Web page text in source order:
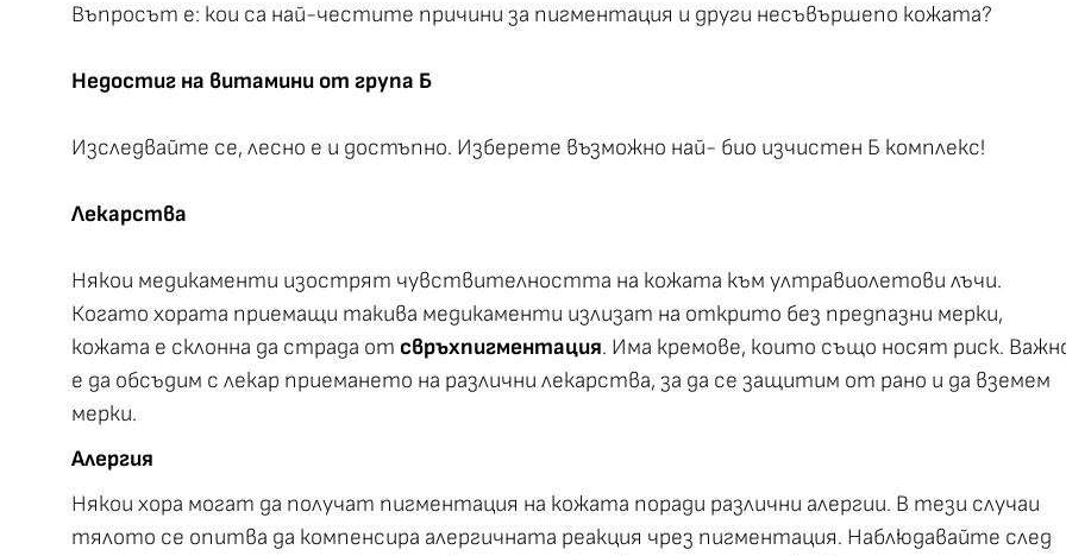
Въпросът е: кои са най-честите причини за пигментация и други несъвършепо кожата?
Недостиг на витамини от група Б
Изследвайте се, лесно е и достъпно. Изберете възможно най- био изчистен Б комплекс!
Лекарства
Някои медикаменти изострят чувствителността на кожата към ултравиолетови лъчи.
Когато хората приемащи такива медикаменти излизат на открито без предпазни мерки,
кожата е склонна да страда от свръхпигментация. Има кремове, които също носят риск.
е да обсъдим с лекар приемането на различни лекарства, за да се защитим от рано и да вземем
мерки.
Алергия
Някои хора могат да получат пигментация на кожата поради различни алергии. В тези случаи
тялото се опитва да компенсира алергичната реакция чрез пигментация. Наблюдавайте след